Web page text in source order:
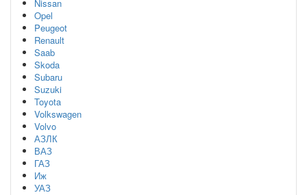
Nissan
Opel
Peugeot
Renault
Saab
Skoda
Subaru
Suzuki
Toyota
Volkswagen
Volvo
АЗЛК
ВАЗ
ГАЗ
Иж
УАЗ